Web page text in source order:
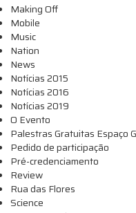
Making Off
Mobile
Music
Nation
News
Notícias 2015
Notícias 2016
Notícias 2019
O Evento
Palestras Gratuitas Espaço
Pedido de participação
Pré-credenciamento
Review
Rua das Flores
Science